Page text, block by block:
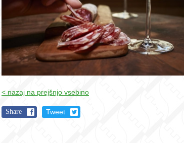
< nazaj na prejšnjo vsebino
Share Tweet